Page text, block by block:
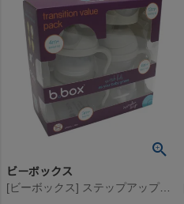
ビーボックス
[ビーボックス] ステップアップマグパック ラテ